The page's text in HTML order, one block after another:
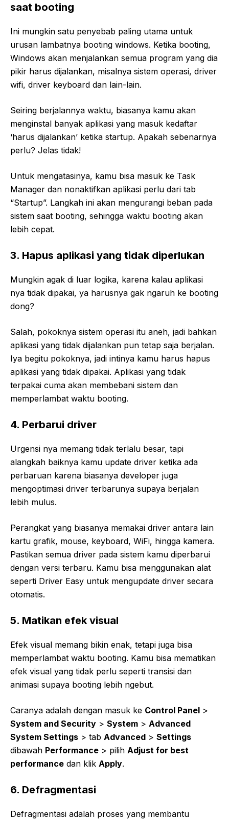
saat booting
Ini mungkin satu penyebab paling utama untuk
urusan lambatnya booting windows. Ketika booting,
Windows akan menjalankan semua program yang dia
pikir harus dijalankan, misalnya sistem operasi, driver
wifi, driver keyboard dan lain-lain.
Seiring berjalannya waktu, biasanya kamu akan
menginstal banyak aplikasi yang masuk kedaftar
‘harus dijalankan’ ketika startup. Apakah sebenarnya
perlu? Jelas tidak!
Untuk mengatasinya, kamu bisa masuk ke Task
Manager dan nonaktifkan aplikasi perlu dari tab
“Startup”. Langkah ini akan mengurangi beban pada
sistem saat booting, sehingga waktu booting akan
lebih cepat.
3. Hapus aplikasi yang tidak diperlukan
Mungkin agak di luar logika, karena kalau aplikasi
nya tidak dipakai, ya harusnya gak ngaruh ke booting
dong?
Salah, pokoknya sistem operasi itu aneh, jadi bahkan
aplikasi yang tidak dijalankan pun tetap saja berjalan.
Iya begitu pokoknya, jadi intinya kamu harus hapus
aplikasi yang tidak dipakai. Aplikasi yang tidak
terpakai cuma akan membebani sistem dan
memperlambat waktu booting.
4. Perbarui driver
Urgensi nya memang tidak terlalu besar, tapi
alangkah baiknya kamu update driver ketika ada
perbaruan karena biasanya developer juga
mengoptimasi driver terbarunya supaya berjalan
lebih mulus.
Perangkat yang biasanya memakai driver antara lain
kartu grafik, mouse, keyboard, WiFi, hingga kamera.
Pastikan semua driver pada sistem kamu diperbarui
dengan versi terbaru. Kamu bisa menggunakan alat
seperti Driver Easy untuk mengupdate driver secara
otomatis.
5. Matikan efek visual
Efek visual memang bikin enak, tetapi juga bisa
memperlambat waktu booting. Kamu bisa mematikan
efek visual yang tidak perlu seperti transisi dan
animasi supaya booting lebih ngebut.
Caranya adalah dengan masuk ke Control Panel >
System and Security > System > Advanced
System Settings > tab Advanced > Settings
dibawah Performance > pilih Adjust for best
performance dan klik Apply.
6. Defragmentasi
Defragmentasi adalah proses yang membantu